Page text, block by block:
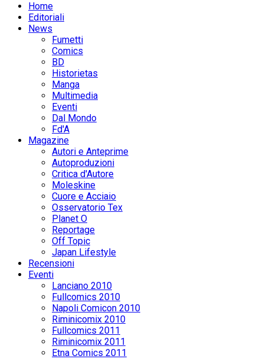
Home
Editoriali
News
Fumetti
Comics
BD
Historietas
Manga
Multimedia
Eventi
Dal Mondo
Fd'A
Magazine
Autori e Anteprime
Autoproduzioni
Critica d'Autore
Moleskine
Cuore e Acciaio
Osservatorio Tex
Planet O
Reportage
Off Topic
Japan Lifestyle
Recensioni
Eventi
Lanciano 2010
Fullcomics 2010
Napoli Comicon 2010
Riminicomix 2010
Fullcomics 2011
Riminicomix 2011
Etna Comics 2011